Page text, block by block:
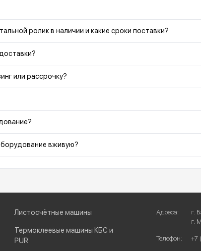
ролик в наличии и какие сроки поставки?
или рассрочку?
вживую?
Листосчётные машины
Термоклеевые машины КБС и
PUR
Адреса:
г.
г.
Телефон: +7